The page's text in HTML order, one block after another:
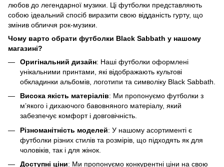
любов до легендарної музики. Ці футболки представляють
собою ідеальний спосіб виразити свою відданість гурту, що
змінив обличчя рок-музики.
Чому варто обрати футболки Black Sabbath у нашому
магазині?
Оригінальний дизайн: Наші футболки оформлені
унікальними принтами, які відображають культові
обкладинки альбомів, логотипи та символіку Black Sabbath.
Висока якість матеріалів: Ми пропонуємо футболки з
м’якого і дихаючого бавовняного матеріалу, який
забезпечує комфорт і довговічність.
Різноманітність моделей: У нашому асортименті є
футболки різних стилів та розмірів, що підходять як для
чоловіків, так і для жінок.
Доступні ціни: Ми пропонуємо конкурентні ціни на свою